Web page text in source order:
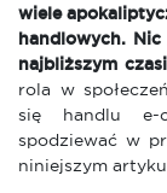
wiele
handlowych.
najbliższym
rola w
się handlu e-
spodziewać w
niniejszym